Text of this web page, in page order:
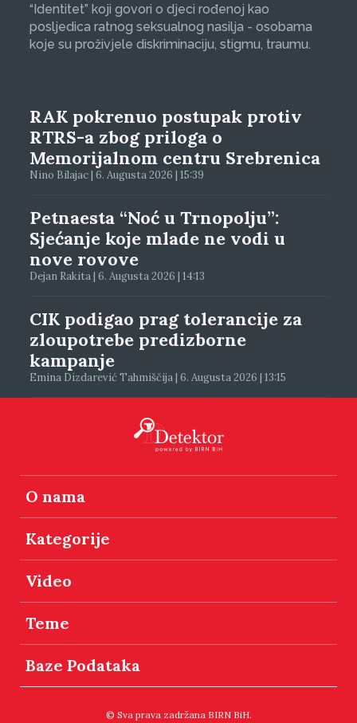
“Identitet” koji govori o djeci rođenoj kao
posljedica ratnog seksualnog nasilja - osobama
koje su proživjele diskriminaciju, stigmu, traumu.
RAK pokrenuo postupak protiv
RTRS-a zbog priloga o
Memorijalnom centru Srebrenica
Nino Bilajac | 6. Augusta 2026 | 15:39
Petnaesta “Noć u Trnopolju”:
Sjećanje koje mlade ne vodi u
nove rovove
Dejan Rakita | 6. Augusta 2026 | 14:13
CIK podigao prag tolerancije za
zloupotrebe predizborne
kampanje
Emina Dizdarević Tahmiščija | 6. Augusta 2026 | 13:15
O nama
Kategorije
Video
Teme
Baze Podataka
© Sva prava zadržana BIRN BiH.